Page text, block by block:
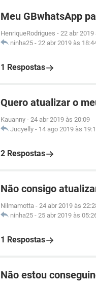
Meu GBwhatsApp
HenriqueRodrigues - 22 abr 2019
ninha25 - 22 abr 2019 às
1 Respostas
Quero atualizar o
Kauanny - 24 abr 2019 às 20:09
Jucyelly - 14 ago 2019 às
2 Respostas
Não consigo
Nilmamotta - 24 abr 2019 às
ninha25 - 25 abr 2019 às
1 Respostas
Não estou